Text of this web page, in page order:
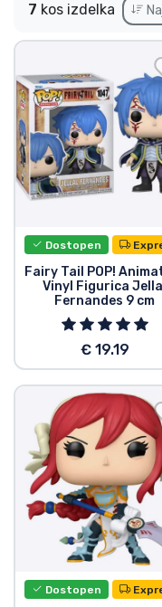
7 kos izdelka
Dostopen
Fairy Tail POP!
Vinyl Figurica Jellal
Fernandes 9 cm
€ 19.19
Dostopen
Outlet izdelki
Dostava in
Tv serijske
Filmske izdelki
Anime izdelki
Gamer izdelki
Športne izdelki
Glasbene
Vrste izdelkov
Blagovne